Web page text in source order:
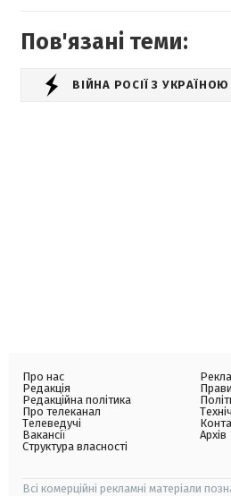
Пов'язані теми:
ВІЙНА РОСІЇ З УКРАЇНОЮ
Про нас
Редакція
Редакційна політика
Про телеканал
Телеведучі
Вакансії
Структура власності
Архів
Всі комерційні рекламні матеріали